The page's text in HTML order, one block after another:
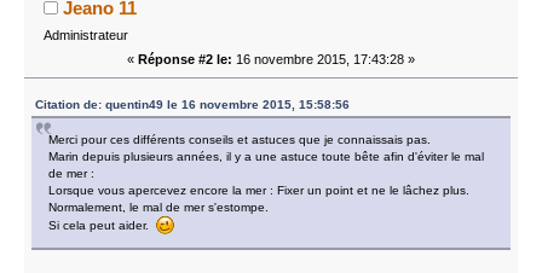
Jeano 11
Administrateur
« Réponse #2 le: 16 novembre 2015, 17:43:28 »
Citation de: quentin49 le 16 novembre 2015, 15:58:56
Merci pour ces différents conseils et astuces que je connaissais pas.
Marin depuis plusieurs années, il y a une astuce toute bête afin d'éviter le mal
de mer :
Lorsque vous apercevez encore la mer : Fixer un point et ne le lâchez plus.
Normalement, le mal de mer s'estompe.
Si cela peut aider.